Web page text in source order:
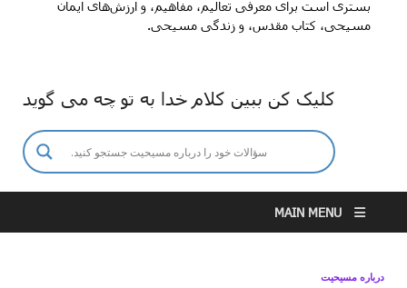
بستری است برای معرفی تعالیم، مفاهیم، و ارزش‌های ایمان
مسیحی، کتاب مقدس، و زندگی مسیحی.
کلیک کن ببین کلام خدا به تو چه می گوید
MAIN MENU
درباره مسیحیت